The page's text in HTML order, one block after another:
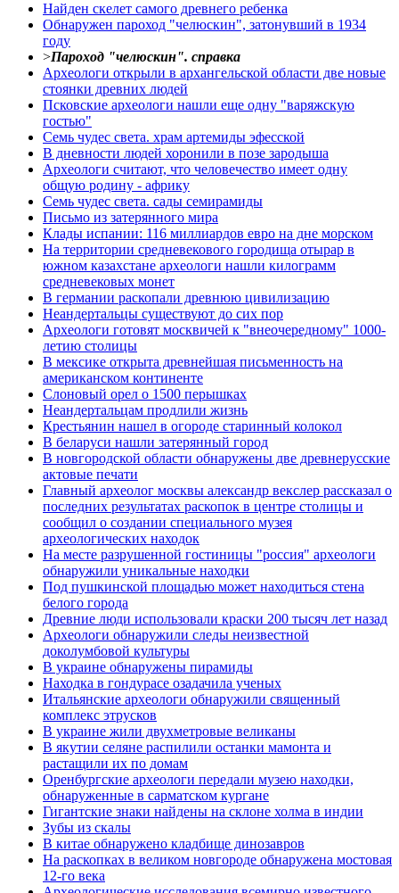
Найден скелет самого древнего ребенка
Обнаружен пароход "челюскин", затонувший в 1934
году
>Пароход "челюскин". справка
Археологи открыли в архангельской области две новые
стоянки древних людей
Псковские археологи нашли еще одну "варяжскую
гостью"
Семь чудес света. храм артемиды эфесской
В дневности людей хоронили в позе зародыша
Археологи считают, что человечество имеет одну
общую родину - африку
Семь чудес света. сады семирамиды
Письмо из затерянного мира
Клады испании: 116 миллиардов евро на дне морском
На территории средневекового городища отырар в
южном казахстане археологи нашли килограмм
средневековых монет
В германии раскопали древнюю цивилизацию
Неандертальцы существуют до сих пор
Археологи готовят москвичей к "внеочередному" 1000-
летию столицы
В мексике открыта древнейшая письменность на
американском континенте
Слоновый орел о 1500 перышках
Неандертальцам продлили жизнь
Крестьянин нашел в огороде старинный колокол
В беларуси нашли затерянный город
В новгородской области обнаружены две древнерусские
актовые печати
Главный археолог москвы александр векслер рассказал о
последних результатах раскопок в центре столицы и
сообщил о создании специального музея
археологических находок
На месте разрушенной гостиницы "россия" археологи
обнаружили уникальные находки
Под пушкинской площадью может находиться стена
белого города
Древние люди использовали краски 200 тысяч лет назад
Археологи обнаружили следы неизвестной
доколумбовой культуры
В украине обнаружены пирамиды
Находка в гондурасе озадачила ученых
Итальянские археологи обнаружили священный
комплекс этрусков
В украине жили двухметровые великаны
В якутии селяне распилили останки мамонта и
растащили их по домам
Оренбургские археологи передали музею находки,
обнаруженные в сарматском кургане
Гигантские знаки найдены на склоне холма в индии
Зубы из скалы
В китае обнаружено кладбище динозавров
На раскопках в великом новгороде обнаружена мостовая
12-го века